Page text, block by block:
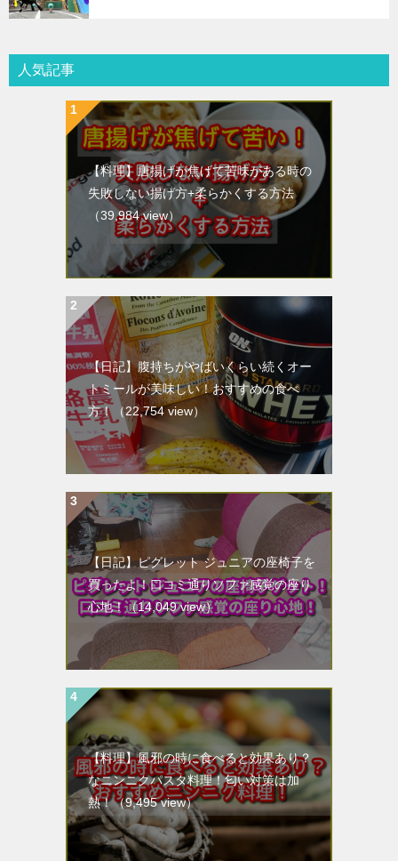
人気記事
【料理】唐揚げが焦げて苦味がある時の
失敗しない揚げ方+柔らかくする方法
（39,984 view）
【日記】腹持ちがやばいくらい続くオー
トミールが美味しい！おすすめの食べ
方！
（22,754 view）
【日記】ピグレット ジュニアの座椅子を
買ったよ！口コミ通りソファ感覚の座り
心地！（14,049 view）
【料理】風邪の時に食べると効果あり？
なニンニクパスタ料理！匂い対策は加
熱！（9,495 view）